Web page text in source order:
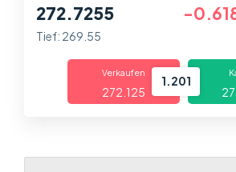
Über uns
272.7255 -
Tief: 269.55
Verkaufen
272.125
1.201